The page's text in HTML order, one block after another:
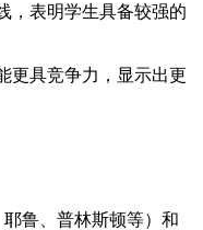
，表明学生具备较强的
更具竞争力，显示出更
鲁、普林斯顿等）和